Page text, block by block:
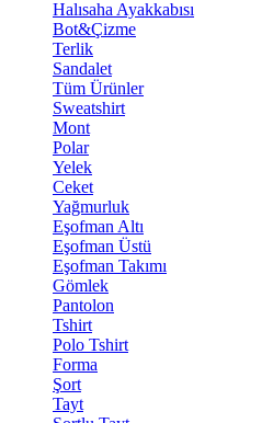
Halısaha Ayakkabısı
Bot&Çizme
Terlik
Sandalet
Tüm Ürünler
Sweatshirt
Mont
Polar
Yelek
Ceket
Yağmurluk
Eşofman Altı
Eşofman Üstü
Eşofman Takımı
Gömlek
Pantolon
Tshirt
Polo Tshirt
Forma
Şort
Tayt